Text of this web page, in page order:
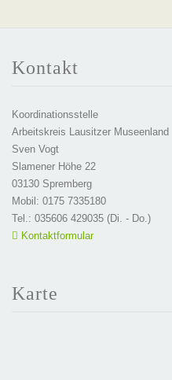
Kontakt
Koordinationsstelle
Arbeitskreis Lausitzer Museenland
Sven Vogt
Slamener Höhe 22
03130 Spremberg
Mobil: 0175 7335180
Tel.: 035606 429035 (Di. - Do.)
Kontaktformular
Karte